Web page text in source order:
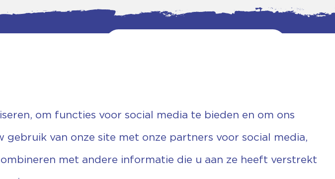
Fiscaal: 819280288
Rek.nr: NL85RABO0127579230
om functies voor social media te bieden en om ons
van onze site met onze partners voor social media,
met andere informatie die u aan ze heeft verstrekt